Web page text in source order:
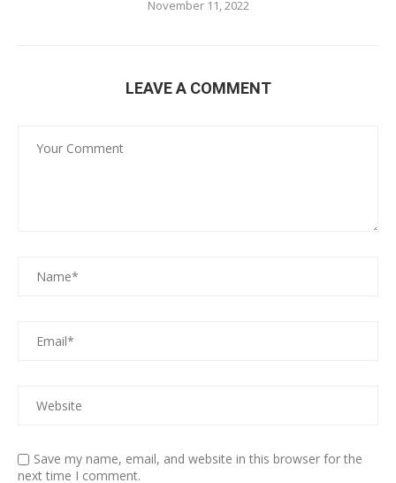
November 11, 2022
LEAVE A COMMENT
Save my name, email, and website in this browser for the
next time I comment.